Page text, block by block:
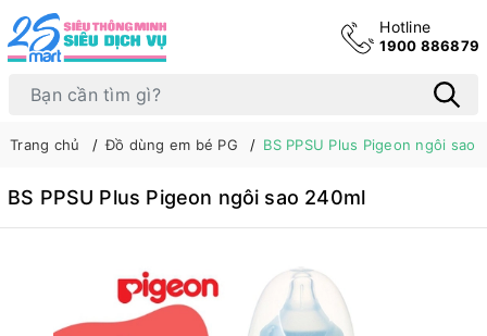
Hotline
1900 886879
Trang chủ Đồ dùng em bé PG BS PPSU Plus Pigeon ngôi sao
BS PPSU Plus Pigeon ngôi sao 240ml